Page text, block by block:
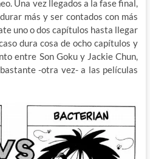
Una vez llegados a la fase final,
más y ser contados con más
uno o dos capítulos hasta llegar
dura cosa de ocho capítulos y
entre Son Goku y Jackie Chun,
-otra vez- a las películas